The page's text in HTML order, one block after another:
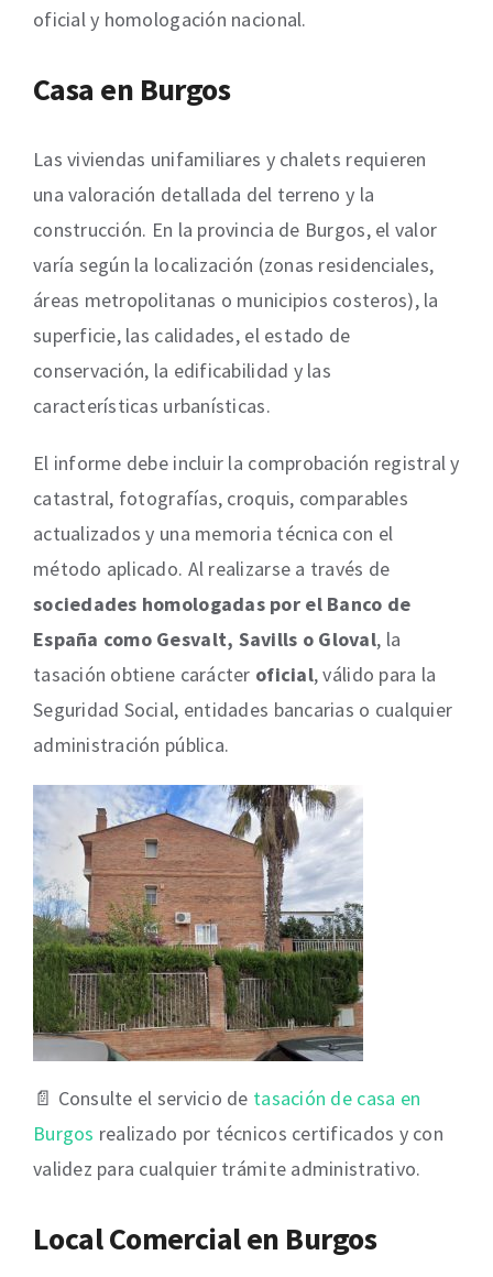
oficial y homologación nacional.
Casa en Burgos
Las viviendas unifamiliares y chalets requieren
una valoración detallada del terreno y la
construcción. En la provincia de Burgos, el valor
varía según la localización (zonas residenciales,
áreas metropolitanas o municipios costeros), la
superficie, las calidades, el estado de
conservación, la edificabilidad y las
características urbanísticas.
El informe debe incluir la comprobación registral y
catastral, fotografías, croquis, comparables
actualizados y una memoria técnica con el
método aplicado. Al realizarse a través de
sociedades homologadas por el Banco de
España como Gesvalt, Savills o Gloval, la
tasación obtiene carácter oficial, válido para la
Seguridad Social, entidades bancarias o cualquier
administración pública.
📄 Consulte el servicio de tasación de casa en
Burgos realizado por técnicos certificados y con
validez para cualquier trámite administrativo.
Local Comercial en Burgos